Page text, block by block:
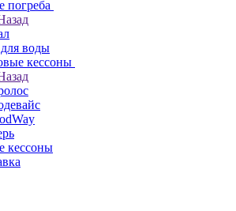
погреба
воды
кессоны
кессоны